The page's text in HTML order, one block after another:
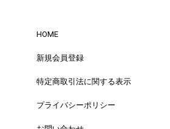
HOME
新規会員登録
特定商取引法に関する表示
プライバシーポリシー